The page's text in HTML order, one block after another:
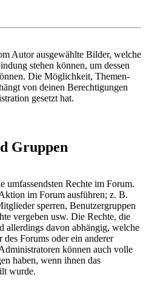
Autor ausgewählte Bilder, welche
stehen können, um dessen
Die Möglichkeit, Themen-
von deinen Berechtigungen
gesetzt hat.
Gruppen
umfassendsten Rechte im Forum.
im Forum ausführen; z. B.
sperren, Benutzergruppen
vergeben usw. Die Rechte, die
allerdings davon abhängig, welche
Forums oder ein anderer
können auch volle
haben, wenn ihnen das
wurde.